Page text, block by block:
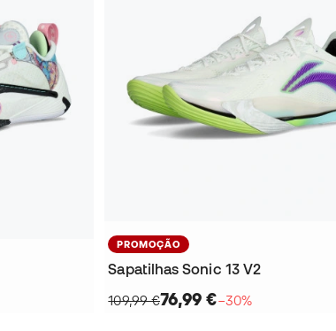
PROMOÇÃO
Sapatilhas Sonic 13 V2
109,99 €76,99 €−30%